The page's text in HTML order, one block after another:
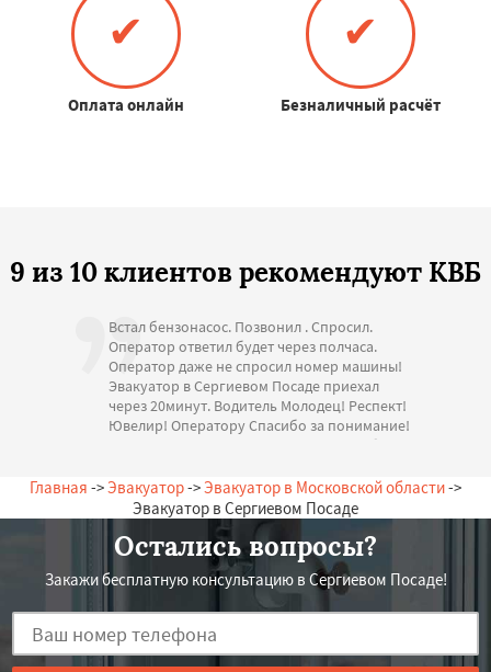
✔
Оплата онлайн
✔
Безналичный расчёт
9 из 10 клиентов рекомендуют КВБ
Встал бензонасос. Позвонил . Спросил.
Оператор ответил будет через полчаса.
Оператор даже не спросил номер машины!
Эвакуатор в Сергиевом Посаде приехал
через 20минут. Водитель Молодец! Респект!
Ювелир! Оператору Спасибо за понимание!
Стоимость адекватная. Большое спасибо за
— А. Игоревна, 19.07.2026
Россия, Сергиев Посад, Новая, 16
Главная ->Эвакуатор->Эвакуатор в Московской области->
Эвакуатор в Сергиевом Посаде
Остались вопросы?
Закажи бесплатную консультацию в Сергиевом Посаде!